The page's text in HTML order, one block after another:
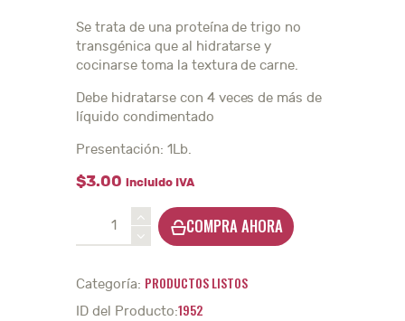
Se trata de una proteína de trigo no
transgénica que al hidratarse y
cocinarse toma la textura de carne.
Debe hidratarse con 4 veces de más de
líquido condimentado
Presentación: 1Lb.
$3.00 incluido IVA
Gluten
1
Lb.
COMPRA AHORA
Categoría: PRODUCTOS LISTOS
ID del Producto:1952